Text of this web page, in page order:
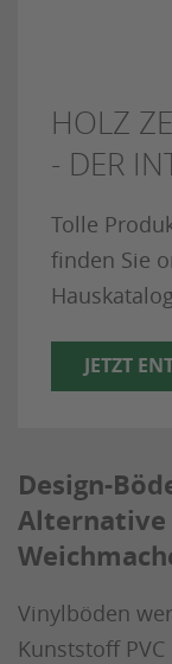
HOLZ
- DER
Tolle
finden Sie
JETZT
Design-
Alternative
Vinylböden
Kunststoff